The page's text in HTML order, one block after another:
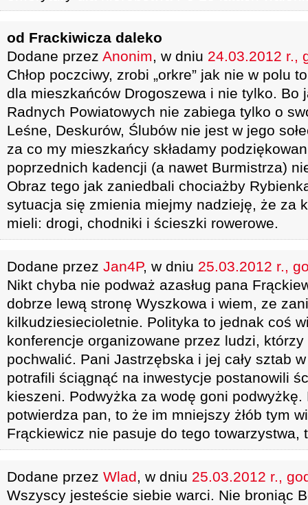
od Frackiwicza daleko
Dodane przez Anonim, w dniu 24.03.2012 r.,
Chłop poczciwy, zrobi „orkre” jak nie w polu
dla mieszkańców Drogoszewa i nie tylko. Bo
Radnych Powiatowych nie zabiega tylko o
Leśne, Deskurów, Ślubów nie jest w jego
za co my mieszkańcy składamy
poprzednich kadencji (a nawet Burmistrza)
Obraz tego jak zaniedbali chociażby
sytuacja się zmienia miejmy nadzieję, że za
mieli: drogi, chodniki i ścieszki rowerowe.
Dodane przez Jan4P, w dniu 25.03.2012 r.,
Nikt chyba nie podważ azasług pana
dobrze lewą stronę Wyszkowa i wiem, ze
kilkudziesiecioletnie. Polityka to jednak coś
konferencje organizowane przez ludzi,
pochwalić. Pani Jastrzębska i jej cały sztab
potrafili ściągnąć na inwestycje postanowili
kieszeni. Podwyżka za wodę goni podwyżkę.
potwierdza pan, to że im mniejszy żłób tym
Frąckiewicz nie pasuje do tego towarzystwa,
Dodane przez Wlad, w dniu 25.03.2012 r.,
Wszyscy jesteście siebie warci. Nie broniąc